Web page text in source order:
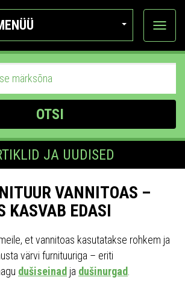
Ava
OTSI
JA UUDISED
VANNITOAS –
KASVAB EDASI
et vannitoas kasutatakse rohkem ja
värvi furnituuriga – eriti
dušiseinad ja dušinurgad